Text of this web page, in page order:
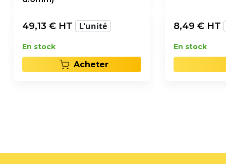
49,13 € HT L'unité
En stock
Acheter
8,49 € HT
En stock